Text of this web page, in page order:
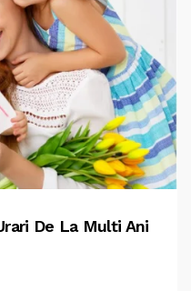
De La Multi Ani